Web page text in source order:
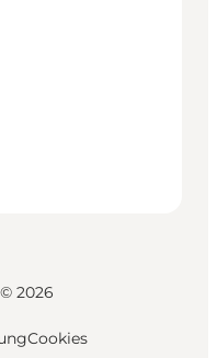
2026
Cookies